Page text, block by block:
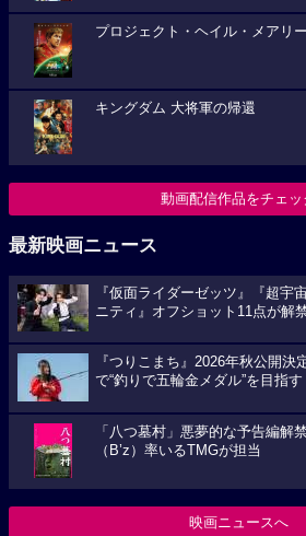
プロジェクト・ヘイル・メアリー
キングダム 大将軍の帰還
動画配信作品をチェッ
最新映画ニュース
『仮面ライダーゼッツ』『超宇
ニティ』オフショット11点が解
『つりこまち』2026年秋公開
で“釣りで五輪金メダル”を目指す
「八つ墓村」悪夢的な予告編解
（B’z）率いるTMGが担当
映画ニュースへ